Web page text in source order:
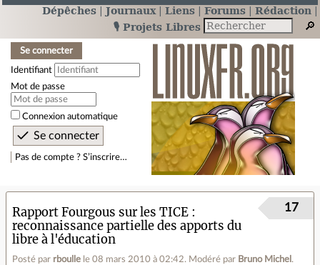
Dépêches Journaux Liens Forums
Rédaction
🎙️ Projets Libres
Se connecter
Identifiant
Mot de passe
Connexion automatique
Pas de compte ? S’inscrire…
Rapport Fourgous sur les TICE :
reconnaissance partielle des apports du
libre à l'éducation
Posté par rboulle le 08 mars 2010 à 02:42. Modéré par Bruno Michel .
17